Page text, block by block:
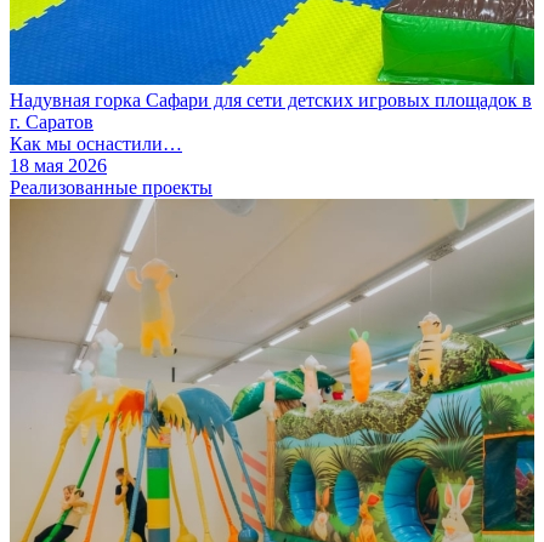
Надувная горка Сафари для сети детских игровых площадок в
г. Саратов
Как мы оснастили…
18 мая 2026
Реализованные проекты